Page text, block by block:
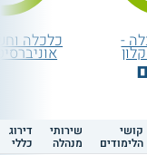
- כלכלה
קושי
הלימודים
שירותי
מנהלה
דירוג
כללי